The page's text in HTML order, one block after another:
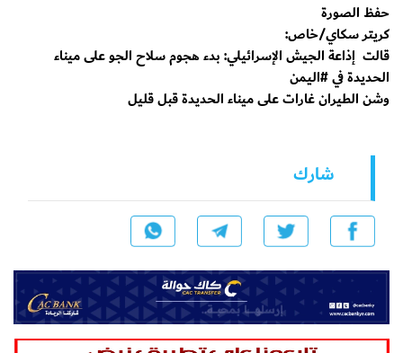
حفظ الصورة
كريتر سكاي/خاص:
قالت إذاعة الجيش الإسرائيلي: بدء هجوم سلاح الجو على ميناء
الحديدة في #اليمن
وشن الطيران غارات على ميناء الحديدة قبل قليل
شارك